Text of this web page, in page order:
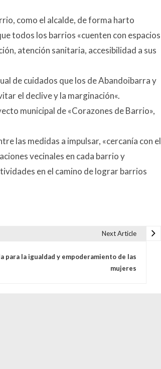
como el alcalde, de forma harto
todos los barrios «cuenten con espacios
atención sanitaria, accesibilidad a sus
de cuidados que los de Abandoibarra y
el declive y la marginación«.
municipal de «Corazones de Barrio»,
las medidas a impulsar, «cercanía con el
vecinales en cada barrio y
en el camino de lograr barrios
Next Article
para la igualdad y empoderamiento de las
mujeres